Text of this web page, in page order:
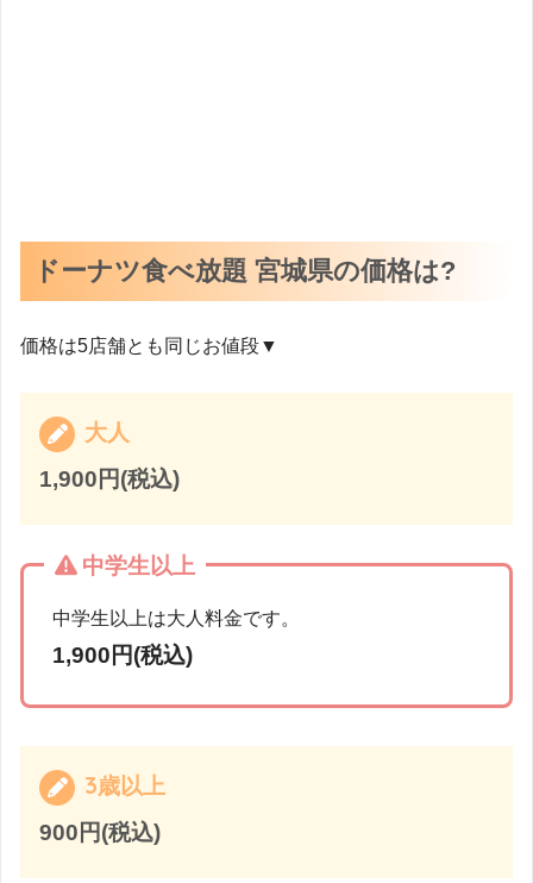
ドーナツ食べ放題 宮城県の価格は?
価格は5店舗とも同じお値段▼
大人
1,900円(税込)
中学生以上
中学生以上は大人料金です。
1,900円(税込)
3歳以上
900円(税込)